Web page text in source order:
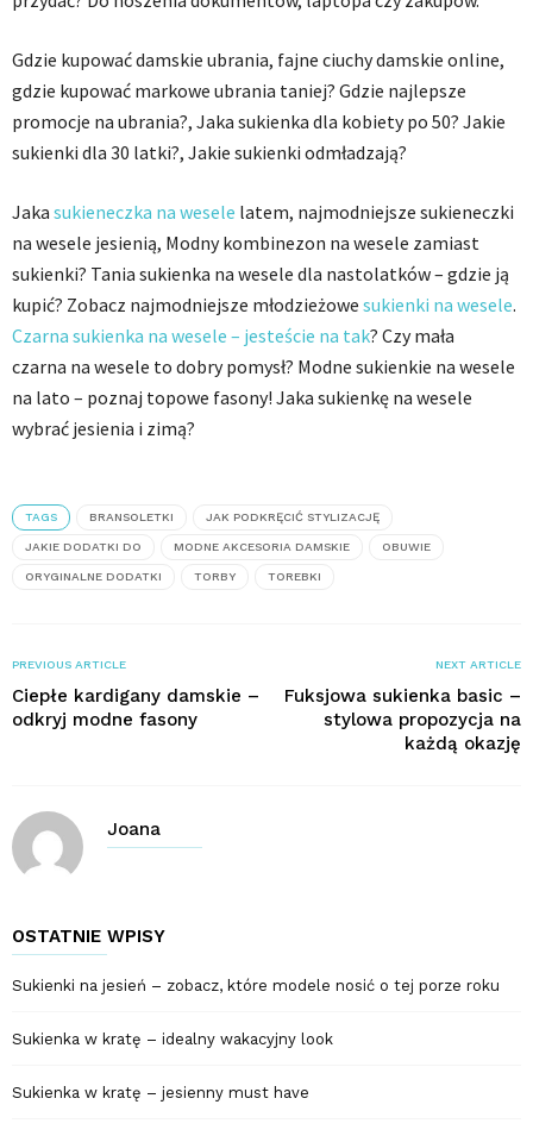
Gdzie kupować damskie ubrania, fajne ciuchy damskie online,
gdzie kupować markowe ubrania taniej? Gdzie najlepsze
promocje na ubrania?, Jaka sukienka dla kobiety po 50? Jakie
sukienki dla 30 latki?, Jakie sukienki odmładzają?
Jaka sukieneczka na wesele latem, najmodniejsze sukieneczki
na wesele jesienią, Modny kombinezon na wesele zamiast
sukienki? Tania sukienka na wesele dla nastolatków – gdzie ją
kupić? Zobacz najmodniejsze młodzieżowe sukienki na wesele.
Czarna sukienka na wesele – jesteście na tak? Czy mała
czarna na wesele to dobry pomysł? Modne sukienkie na wesele
na lato – poznaj topowe fasony! Jaka sukienkę na wesele
wybrać jesienia i zimą?
TAGS BRANSOLETKI JAK PODKRĘCIĆ STYLIZACJĘ
JAKIE DODATKI DO MODNE AKCESORIA DAMSKIE OBUWIE
ORYGINALNE DODATKI TORBY TOREBKI
PREVIOUS ARTICLE
Ciepłe kardigany damskie –
odkryj modne fasony
NEXT ARTICLE
Fuksjowa sukienka basic –
stylowa propozycja na
każdą okazję
Joana
OSTATNIE WPISY
Sukienki na jesień – zobacz, które modele nosić o tej porze roku
Sukienka w kratę – idealny wakacyjny look
Sukienka w kratę – jesienny must have